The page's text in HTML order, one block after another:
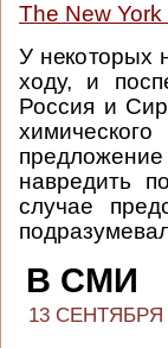
The New York
У некоторых
ходу, и
Россия и
навредить
случае
В СМИ
13 СЕНТЯБРЯ